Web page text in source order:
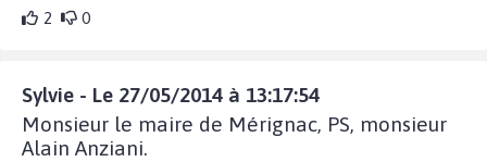
2 0
Sylvie - Le 27/05/2014 à 13:17:54
Monsieur le maire de Mérignac, PS, monsieur
Alain Anziani.